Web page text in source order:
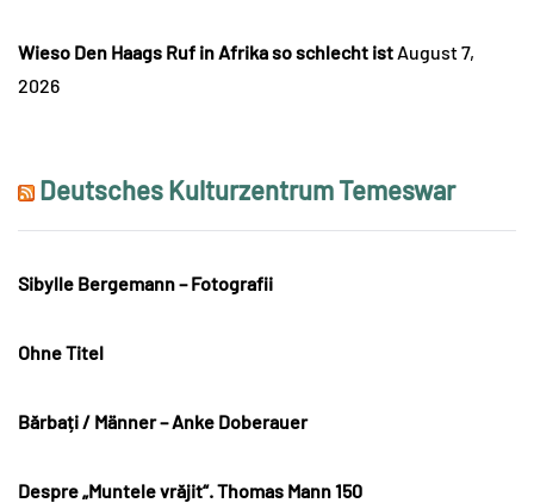
Wieso Den Haags Ruf in Afrika so schlecht ist August 7,
2026
Deutsches Kulturzentrum Temeswar
Sibylle Bergemann – Fotografii
Ohne Titel
Bărbați / Männer – Anke Doberauer
Despre „Muntele vrăjit“. Thomas Mann 150